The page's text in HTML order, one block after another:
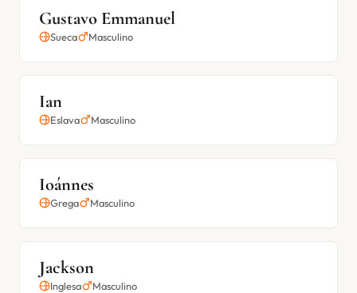
Gustavo Emmanuel
Sueca Masculino
Ian
Eslava Masculino
Ioánnes
Grega Masculino
Jackson
Inglesa Masculino